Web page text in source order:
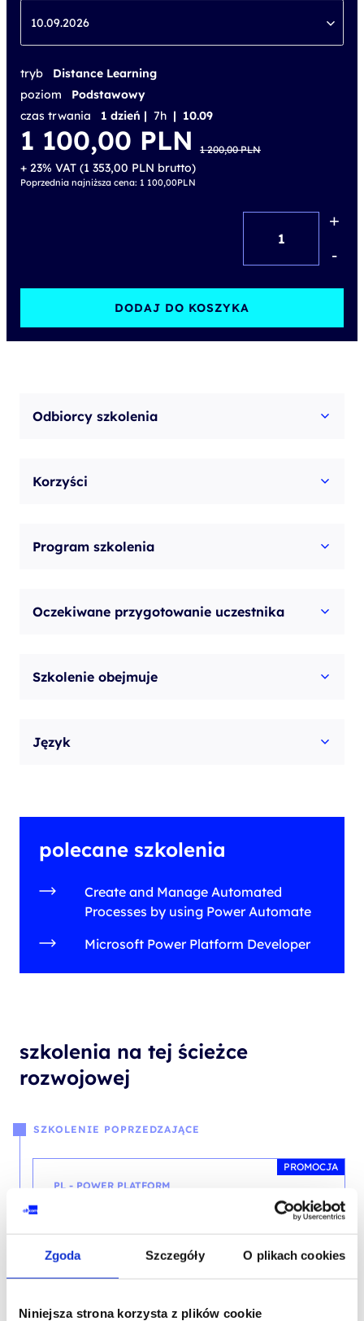
Zgoda Szczegóły O plikach cookies
Niniejsza strona korzysta z plików cookie
10.09.2026
tryb
Distance Learning
poziom
Podstawowy
czas trwania
1 dzień | 7h | 10.09
1 200,00PLN
Pierwotna
cena
wynosiła:
1 200,00 PLN.
1 100,00 PLN
Aktualna
cena
wynosi:
1 100,00 PLN.
+ 23% VAT (1 353,00 PLN brutto)
Poprzednia najniższa cena: 1 100,00PLN
Manage
Canvas
+
-
DODAJ DO KOSZYKA
Odbiorcy szkolenia
Korzyści
Program szkolenia
Oczekiwane przygotowanie uczestnika
Szkolenie obejmuje
Język
polecane szkolenia
Create and Manage Automated
Processes by using Power Automate
Microsoft Power Platform Developer
szkolenia na tej ścieżce
rozwojowej
SZKOLENIE POPRZEDZAJĄCE
PROMOCJA
PL - POWER PLATFORM
Microsoft Power Platform Fundamentals